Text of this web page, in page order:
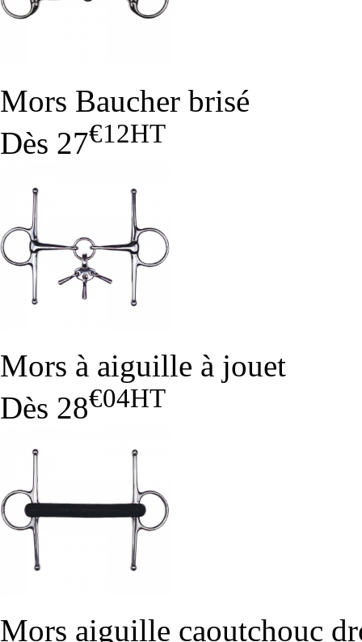
Mors Baucher brisé
Dès 27€12HT
Mors à aiguille à jouet
Dès 28€04HT
Mors aiguille caoutchouc